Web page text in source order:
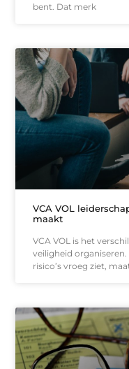
bent. Dat merk
VCA VOL
maakt
VCA VOL is het
veiligheid organiseren.
risico’s vroeg ziet,